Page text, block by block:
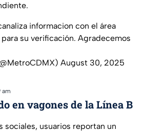
informacion con el área
su verificación. Agradecemos
August 30, 2025
am
en vagones de la Línea B
sociales, usuarios reportan un